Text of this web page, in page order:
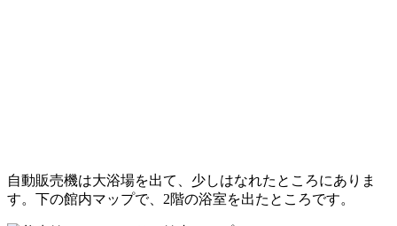
自動販売機は大浴場を出て、少しはなれたところにありま
す。下の館内マップで、2階の浴室を出たところです。